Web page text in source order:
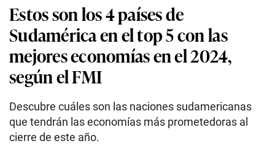
Estos son los 4 países de
Sudamérica en el top 5 con las
mejores economías en el 2024,
según el FMI
Descubre cuáles son las naciones sudamericanas
que tendrán las economías más prometedoras al
cierre de este año.